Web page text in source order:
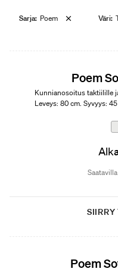
Sarja: Poem Väri:
Poem
Kunnianosoitus taktiilille
Leveys: 80 cm. Syvyys:
SIIRRY
Poem